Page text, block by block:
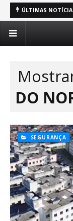
ÚLTIMAS
DO
SEGURANÇA